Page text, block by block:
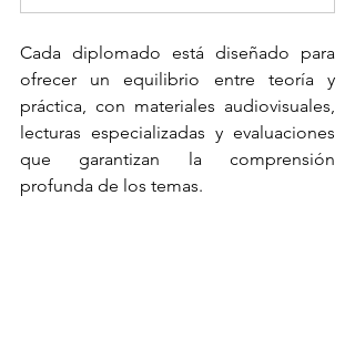
Cada diplomado está diseñado para
ofrecer un equilibrio entre teoría y
práctica, con materiales audiovisuales,
lecturas especializadas y evaluaciones
que garantizan la comprensión
profunda de los temas.